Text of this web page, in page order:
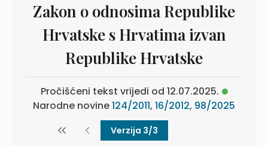
Zakon o odnosima Republike
Hrvatske s Hrvatima izvan
Republike Hrvatske
Pročišćeni tekst vrijedi od 12.07.2025.
Narodne novine124/2011, 16/2012, 98/2025
Verzija 3/3